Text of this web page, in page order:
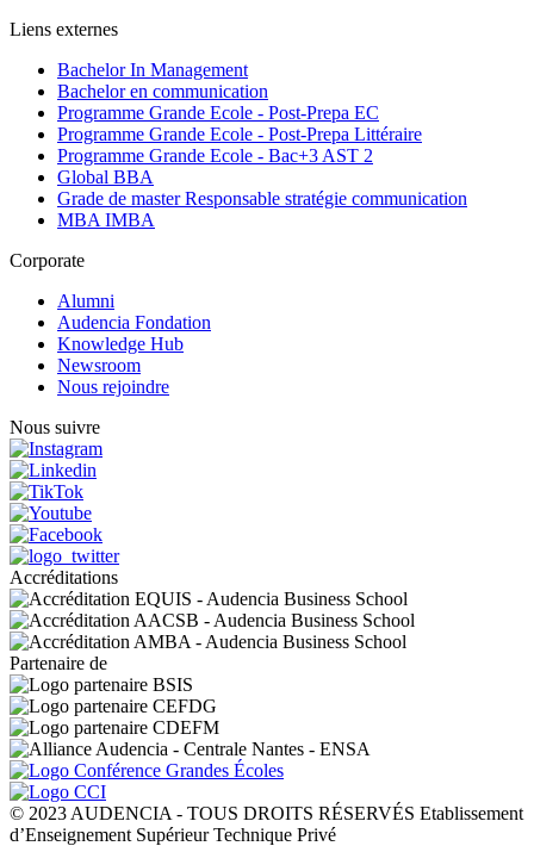
Liens externes
Bachelor In Management
Bachelor en communication
Programme Grande Ecole - Post-Prepa EC
Programme Grande Ecole - Post-Prepa Littéraire
Programme Grande Ecole - Bac+3 AST 2
Global BBA
Grade de master Responsable stratégie communication
MBA IMBA
Corporate
Alumni
Audencia Fondation
Knowledge Hub
Newsroom
Nous rejoindre
Nous suivre
Accréditations
Partenaire de
© 2023 AUDENCIA - TOUS DROITS RÉSERVÉS Etablissement
d’Enseignement Supérieur Technique Privé